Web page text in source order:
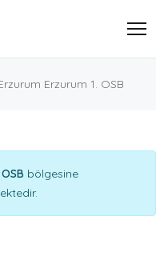
Erzurum 1. OSB
bölgesine